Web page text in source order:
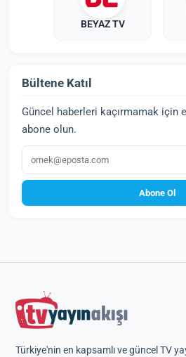
BEYAZ TV
Bültene Katıl
Güncel haberleri kaçırmamak için
abone olun.
E‑posta
Abone Ol
Türkiye'nin en kapsamlı ve güncel TV